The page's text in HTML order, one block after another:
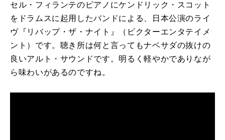
セル・フィランテのピアノにケンドリック・スコット
をドラムスに起用したバンドによる、日本公演のライ
ヴ『リバップ・ザ・ナイト』（ビクターエンタテイメ
ント）です。聴き所は何と言ってもナベサダの抜けの
良いアルト・サウンドです。明るく軽やかでありなが
ら味わいがあるのですね。